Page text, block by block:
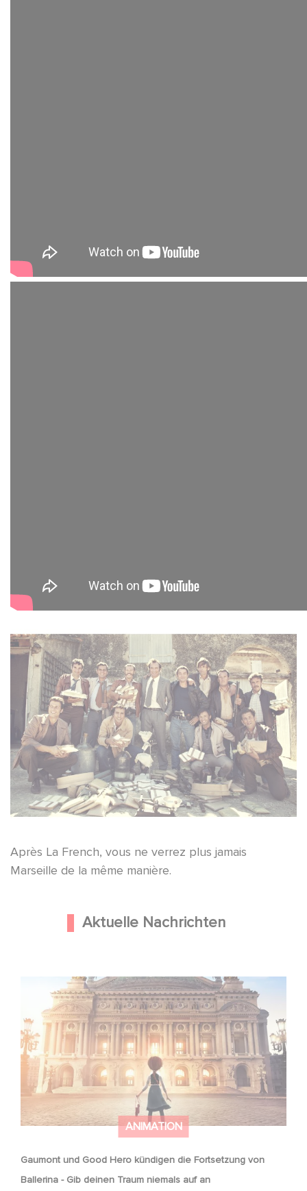
Après La French, vous ne verrez plus jamais
Marseille de la même manière.
Aktuelle Nachrichten
ANIMATION
Gaumont und Good Hero kündigen die Fortsetzung von
Ballerina - Gib deinen Traum niemals auf an
Gaumont und Good Hero kündigen die Fortsetzung von
Ballerina - Gib deinen Traum niemals auf an